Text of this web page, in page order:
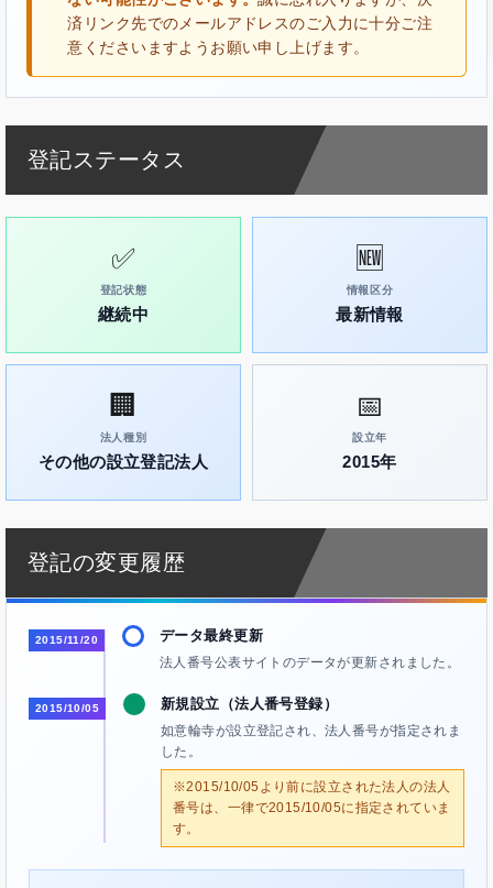
済リンク先でのメールアドレスのご入力に十分ご注
意くださいますようお願い申し上げます。
登記ステータス
✅
登記状態
継続中
🆕
情報区分
最新情報
🏢
法人種別
その他の設立登記法人
📅
設立年
2015年
登記の変更履歴
2015/11/20 データ最終更新
法人番号公表サイトのデータが更新されました。
2015/10/05 新規設立（法人番号登録）
如意輪寺が設立登記され、法人番号が指定されま
した。
※2015/10/05より前に設立された法人の法人
番号は、一律で2015/10/05に指定されていま
す。